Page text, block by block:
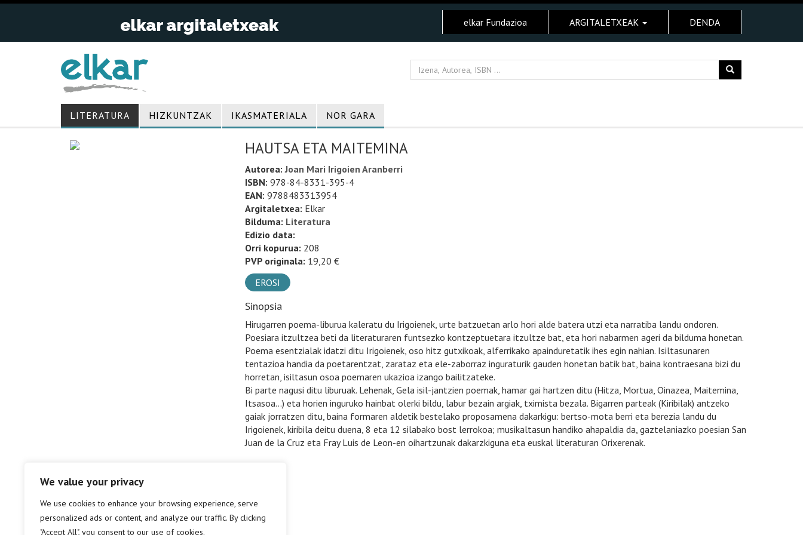
We value your privacy
We use cookies to enhance your browsing experience, serve
personalized ads or content, and analyze our traffic. By clicking
"Accept All", you consent to our use of cookies.
elkar Fundazioa ARGITALETXEAK DENDA
LITERATURA HIZKUNTZAK IKASMATERIALA NOR GARA
HAUTSA ETA MAITEMINA
Autorea:Joan Mari Irigoien Aranberri
ISBN: 978-84-8331-395-4
EAN: 9788483313954
Argitaletxea: Elkar
Bilduma: Literatura
Edizio data:
Orri kopurua: 208
PVP originala: 19,20 €
EROSI
Sinopsia
Hirugarren poema-liburua kaleratu du Irigoienek, urte batzuetan arlo hori alde batera utzi eta narratiba landu ondoren.
Poesiara itzultzea beti da literaturaren funtsezko kontzeptuetara itzultze bat, eta hori nabarmen ageri da bilduma honetan.
Poema esentzialak idatzi ditu Irigoienek, oso hitz gutxikoak, alferrikako apainduretatik ihes egin nahian. Isiltasunaren
tentazioa handia da poetarentzat, zarataz eta ele-zaborraz inguraturik gauden honetan batik bat, baina kontraesana bizi du
horretan, isiltasun osoa poemaren ukazioa izango bailitzateke.
Bi parte nagusi ditu liburuak. Lehenak, Gela isil-jantzien poemak, hamar gai hartzen ditu (Hitza, Mortua, Oinazea, Maitemina,
Itsasoa…) eta horien inguruko hainbat olerki bildu, labur bezain argiak, tximista bezala. Bigarren parteak (Kiribilak) antzeko
gaiak jorratzen ditu, baina formaren aldetik bestelako proposamena dakarkigu: bertso-mota berri eta berezia landu du
Irigoienek, kiribila deitu duena, 8 eta 12 silabako bost lerrokoa; musikaltasun handiko ahapaldia da, gaztelaniazko poesian San
Juan de la Cruz eta Fray Luis de Leon-en oihartzunak dakarzkiguna eta euskal literaturan Orixerenak.